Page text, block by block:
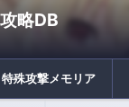
略DB
特殊攻撃メモリア